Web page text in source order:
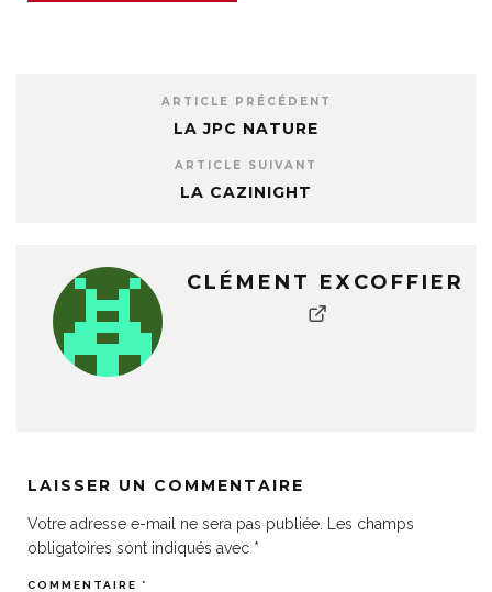
ARTICLE PRÉCÉDENT
LA JPC NATURE
ARTICLE SUIVANT
LA CAZINIGHT
CLÉMENT EXCOFFIER
LAISSER UN COMMENTAIRE
Votre adresse e-mail ne sera pas publiée.
Les champs
obligatoires sont indiqués avec *
COMMENTAIRE *